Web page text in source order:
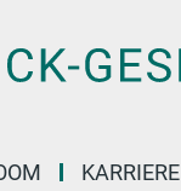
KARRIERE